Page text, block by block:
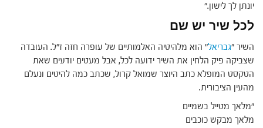
יונתן לך לישון."
לכל שיר יש שם
השיר "גבריאל" הוא מלהיטיה האלמותיים של עופרה חזה ז"ל. העובדה
שצביקה פיק הלחין את השיר ידועה לכל, אבל מעטים יודעים שאת
הטקסט המופלא כתב היוצר שמואל קרול, שכתב כמה להיטים ונעלם
מהעין הציבורית.
"מלאך מטייל בשמיים
מלאך מבקש כוכבים